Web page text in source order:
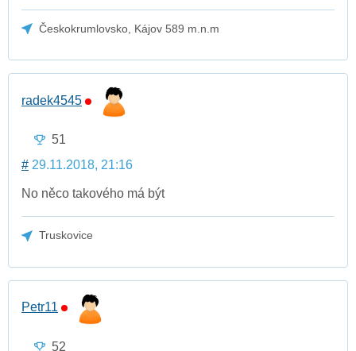
Českokrumlovsko, Kájov 589 m.n.m
radek4545
51
# 29.11.2018, 21:16
No něco takového má být
Truskovice
Petr11
52